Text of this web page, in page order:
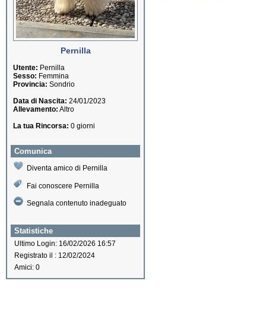
Pernilla
Utente: Pernilla
Sesso: Femmina
Provincia: Sondrio
Data di Nascita: 24/01/2023
Allevamento: Altro
La tua Rincorsa: 0 giorni
Comunica
Diventa amico di Pernilla
Fai conoscere Pernilla
Segnala contenuto inadeguato
Statistiche
Ultimo Login: 16/02/2026 16:57
Registrato il : 12/02/2024
Amici: 0